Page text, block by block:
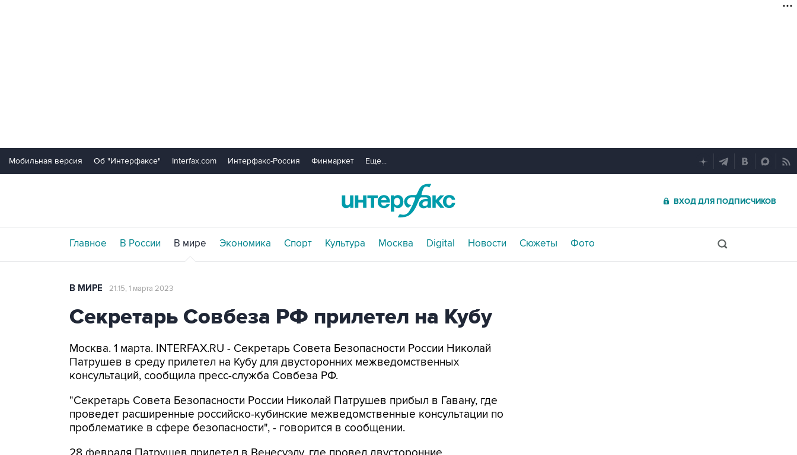
Мобильная версия Об "Интерфаксе" Interfax.com Интерфакс-Россия Финмаркет Еще...
ВХОД ДЛЯ ПОДПИСЧИКОВ
Главное В России В мире Экономика Спорт Культура Москва Digital Новости Сюжеты Фото
В МИРЕ 21:15, 1 марта 2023
Секретарь Совбеза РФ прилетел на Кубу
Москва. 1 марта. INTERFAX.RU - Секретарь Совета Безопасности России Николай
Патрушев в среду прилетел на Кубу для двусторонних межведомственных
консультаций, сообщила пресс-служба Совбеза РФ.
"Секретарь Совета Безопасности России Николай Патрушев прибыл в Гавану, где
проведет расширенные российско-кубинские межведомственные консультации по
проблематике в сфере безопасности", - говорится в сообщении.